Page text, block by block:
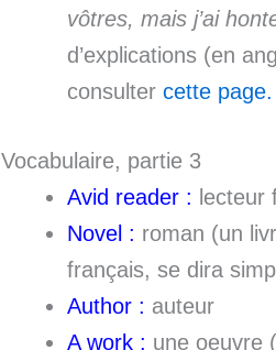
vôtres, mais j’ai
d’explications (en
consulter cette page.
Vocabulaire, partie 3
Avid reader : lecteur
Novel : roman (un
français, se dira
Author : auteur
A work : une oeuvre